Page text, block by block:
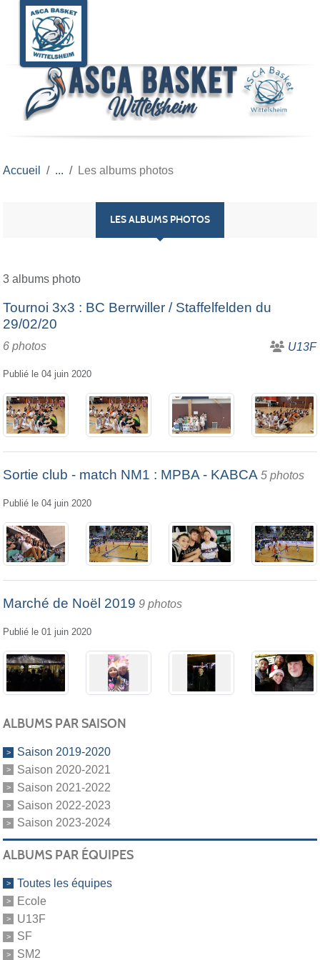
Accueil Les albums photos
LES ALBUMS PHOTOS
3 albums photo
Tournoi 3x3 : BC Berrwiller / Staffelfelden du
29/02/20
6 photos U13F
Publié le 04 juin 2020
Sortie club - match NM1 : MPBA - KABCA 5 photos
Publié le 04 juin 2020
Marché de Noël 2019 9 photos
Publié le 01 juin 2020
ALBUMS PAR SAISON
Saison 2019-2020
Saison 2020-2021
Saison 2021-2022
Saison 2022-2023
Saison 2023-2024
ALBUMS PAR ÉQUIPES
Toutes les équipes
Ecole
U13F
SF
SM2
Panneau de gestion des cookies